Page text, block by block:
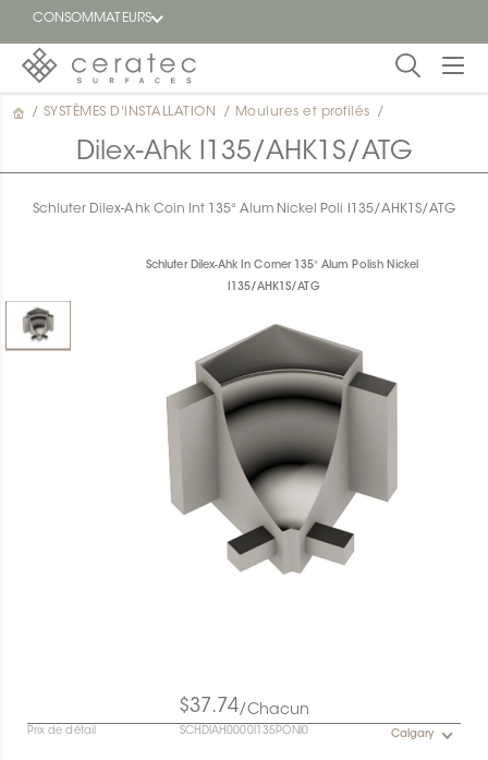
CONSOMMATEURS
En
vedette
un
détaillant
/ SYSTÈMES D'INSTALLATION / Moulures et profilés /
Dilex-Ahk I135/AHK1S/ATG
Schluter Dilex-Ahk Coin Int 135° Alum Nickel Poli I135/AHK1S/ATG
Schluter Dilex-Ahk In Corner 135° Alum Polish Nickel
I135/AHK1S/ATG
$37.74/Chacun
Prix de détail SCHDIAH0000I135PONI0 Calgary